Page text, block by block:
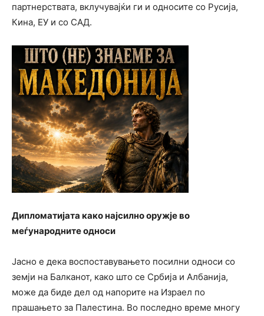
партнерствата, вклучувајќи ги и односите со Русија,
Кина, ЕУ и со САД.
Дипломатијата како најсилно оружје во
меѓународните односи
Јасно е дека воспоставувањето посилни односи со
земји на Балканот, како што се Србија и Албанија,
може да биде дел од напорите на Израел по
прашањето за Палестина. Во последно време многу